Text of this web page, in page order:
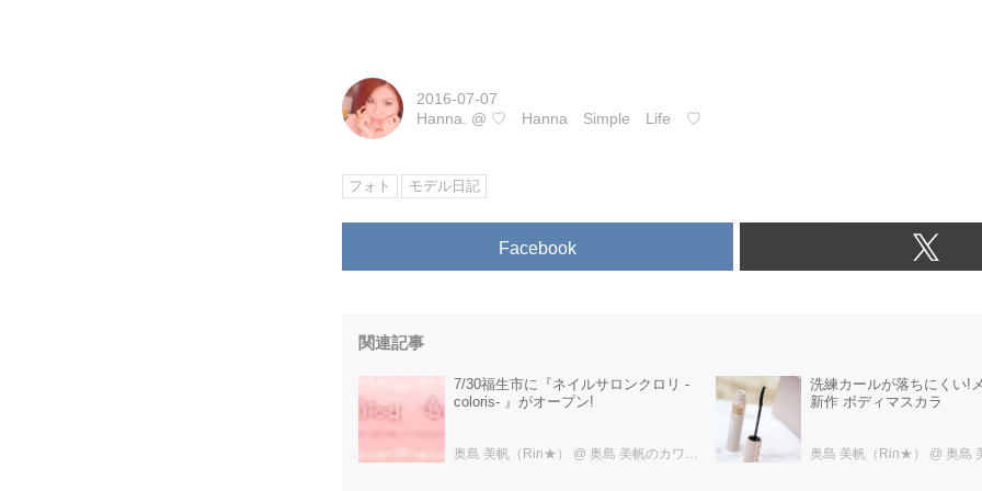
2016-07-07
Hanna.
@ ♡ Hanna Simple Life ♡
フォト モデル日記
Facebook
関連記事
7/30福生市に『ネイルサロンクロリ -
coloris- 』がオープン!
奥島 美帆（Rin★） @ 奥島 美帆のカワコレDINO
洗練カールが落ちにくい!
新作 ボディマスカラ
奥島 美帆（Rin★） @ 奥島 美帆